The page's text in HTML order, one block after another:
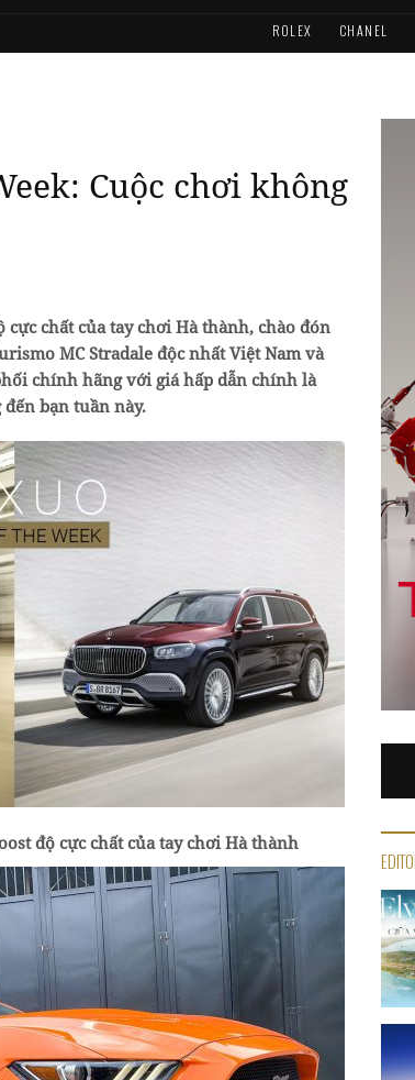
ROLEX CHANEL
Cuộc chơi không
chất của tay chơi Hà thành, chào đón
MC Stradale độc nhất Việt Nam và
chính hãng với giá hấp dẫn chính là
bạn tuần này.
độ cực chất của tay chơi Hà thành